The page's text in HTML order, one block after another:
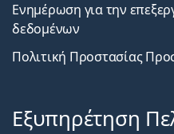
Ενημέρωση για την
δεδομένων
Πολιτική Προστασίας
Εξυπηρέτηση